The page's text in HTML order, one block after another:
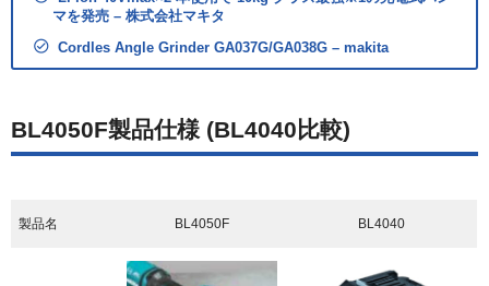
マを発売 – 株式会社マキタ
Cordles Angle Grinder GA037G/GA038G – makita
BL4050F製品仕様 (BL4040比較)
製品名 BL4050F BL4040